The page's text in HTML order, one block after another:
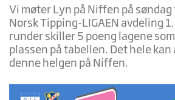
Vi møter Lyn på Niffen på
Norsk Tipping-LIGAEN avdeling
runder skiller 5 poeng lagene
plassen på tabellen. Det hele
denne helgen på Niffen.